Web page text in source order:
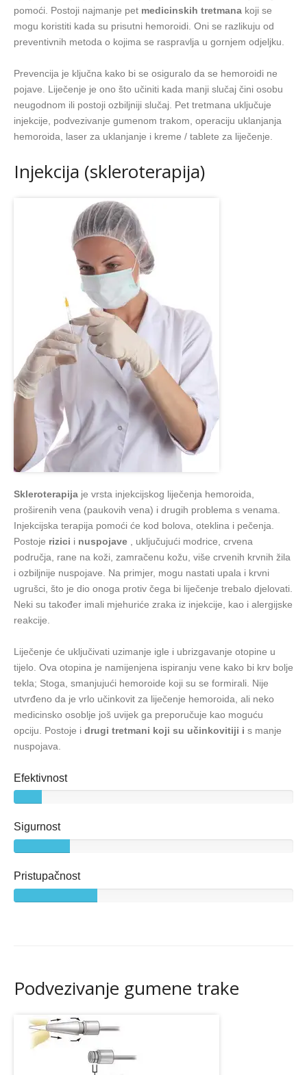
pomoći. Postoji najmanje pet medicinskih tretmana koji se
mogu koristiti kada su prisutni hemoroidi. Oni se razlikuju od
preventivnih metoda o kojima se raspravlja u gornjem odjeljku.
Prevencija je ključna kako bi se osiguralo da se hemoroidi ne
pojave. Liječenje je ono što učiniti kada manji slučaj čini osobu
neugodnom ili postoji ozbiljniji slučaj. Pet tretmana uključuje
injekcije, podvezivanje gumenom trakom, operaciju uklanjanja
hemoroida, laser za uklanjanje i kreme / tablete za liječenje.
Injekcija (skleroterapija)
Skleroterapija je vrsta injekcijskog liječenja hemoroida,
proširenih vena (paukovih vena) i drugih problema s venama.
Injekcijska terapija pomoći će kod bolova, oteklina i pečenja.
Postoje rizici i nuspojave , uključujući modrice, crvena
područja, rane na koži, zamračenu kožu, više crvenih krvnih žila
i ozbiljnije nuspojave. Na primjer, mogu nastati upala i krvni
ugrušci, što je dio onoga protiv čega bi liječenje trebalo djelovati.
Neki su također imali mjehuriće zraka iz injekcije, kao i alergijske
reakcije.
Liječenje će uključivati uzimanje igle i ubrizgavanje otopine u
tijelo. Ova otopina je namijenjena ispiranju vene kako bi krv bolje
tekla; Stoga, smanjujući hemoroide koji su se formirali. Nije
utvrđeno da je vrlo učinkovit za liječenje hemoroida, ali neko
medicinsko osoblje još uvijek ga preporučuje kao moguću
opciju. Postoje i drugi tretmani koji su učinkovitiji i s manje
nuspojava.
Efektivnost
Sigurnost
Pristupačnost
Podvezivanje gumene trake